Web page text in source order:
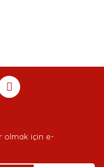
olmak için e-